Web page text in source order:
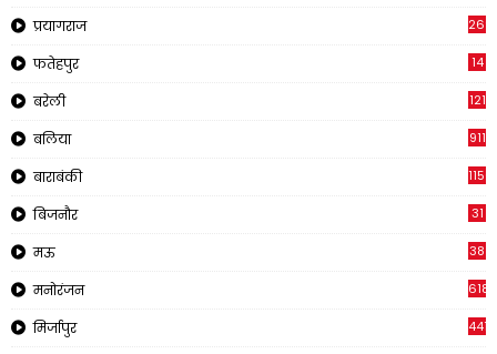
प्रयागराज 269
फतेहपुर 14
बरेली 121
बलिया 911
बाराबंकी 1150
बिजनौर 31
मऊ 38
मनोरंजन 618
मिर्जापुर 441